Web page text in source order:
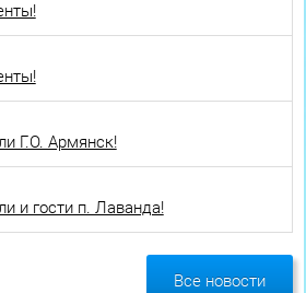
Г.О. Армянск!
и гости п. Лаванда!
Все новости